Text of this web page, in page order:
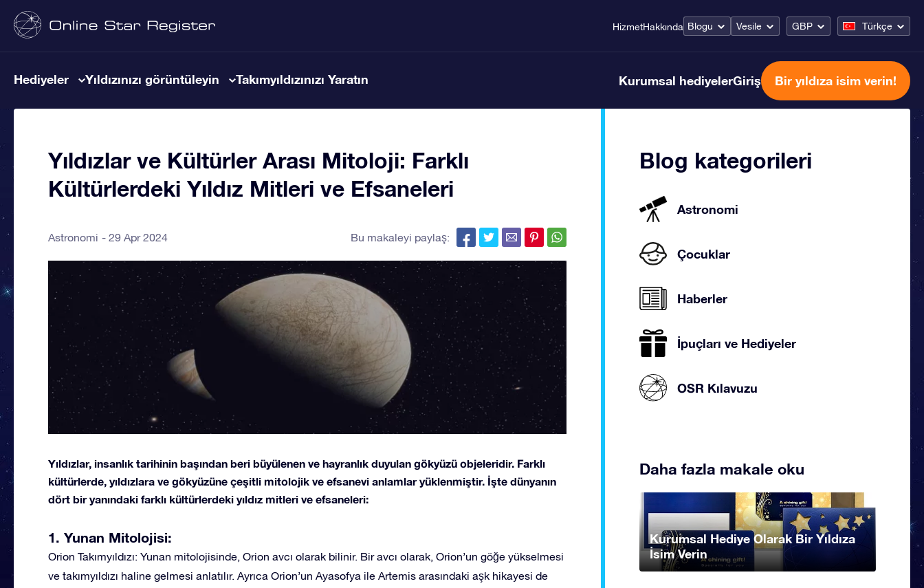
HizmetHakkında Blogu Vesile GBP Türkçe
Hediyeler Yıldızınızı görüntüleyin Takımyıldızınızı Yaratın Kurumsal hediyelerGiriş Bir yıldıza isim verin!
Yıldızlar ve Kültürler Arası Mitoloji: Farklı
Kültürlerdeki Yıldız Mitleri ve Efsaneleri
Astronomi 29 Apr 2024 Bu makaleyi paylaş:
Yıldızlar, insanlık tarihinin başından beri büyülenen ve hayranlık duyulan gökyüzü objeleridir. Farklı
kültürlerde, yıldızlara ve gökyüzüne çeşitli mitolojik ve efsanevi anlamlar yüklenmiştir. İşte dünyanın
dört bir yanındaki farklı kültürlerdeki yıldız mitleri ve efsaneleri:
1. Yunan Mitolojisi:
Orion Takımyıldızı: Yunan mitolojisinde, Orion avcı olarak bilinir. Bir avcı olarak, Orion’un göğe yükselmesi
ve takımyıldızı haline gelmesi anlatılır. Ayrıca Orion’un Ayasofya ile Artemis arasındaki aşk hikayesi de
Blog kategorileri
Astronomi
Çocuklar
Haberler
İpuçları ve Hediyeler
OSR Kılavuzu
Daha fazla makale oku
Kurumsal Hediye Olarak Bir Yıldıza
İsim Verin